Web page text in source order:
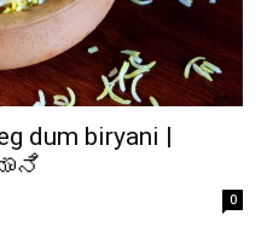
biryani |
0